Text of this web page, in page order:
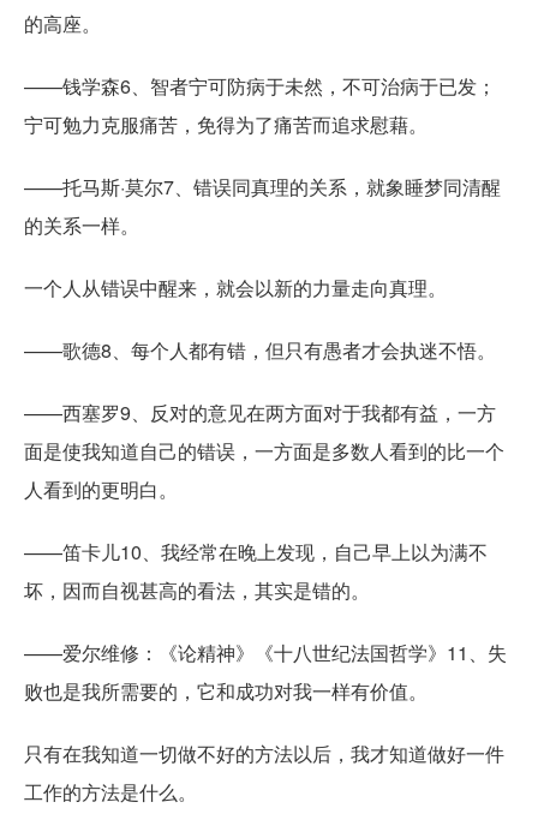
的高座。
——钱学森6、智者宁可防病于未然，不可治病于已发；
宁可勉力克服痛苦，免得为了痛苦而追求慰藉。
——托马斯·莫尔7、错误同真理的关系，就象睡梦同清醒
的关系一样。
一个人从错误中醒来，就会以新的力量走向真理。
——歌德8、每个人都有错，但只有愚者才会执迷不悟。
——西塞罗9、反对的意见在两方面对于我都有益，一方
面是使我知道自己的错误，一方面是多数人看到的比一个
人看到的更明白。
——笛卡儿10、我经常在晚上发现，自己早上以为满不
坏，因而自视甚高的看法，其实是错的。
——爱尔维修：《论精神》《十八世纪法国哲学》11、失
败也是我所需要的，它和成功对我一样有价值。
只有在我知道一切做不好的方法以后，我才知道做好一件
工作的方法是什么。